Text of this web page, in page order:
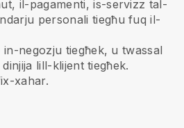
il-pagamenti, is-servizz tal-
personali tiegħu fuq il-
negozju tiegħek, u twassal
lill-klijent tiegħek.
xahar.